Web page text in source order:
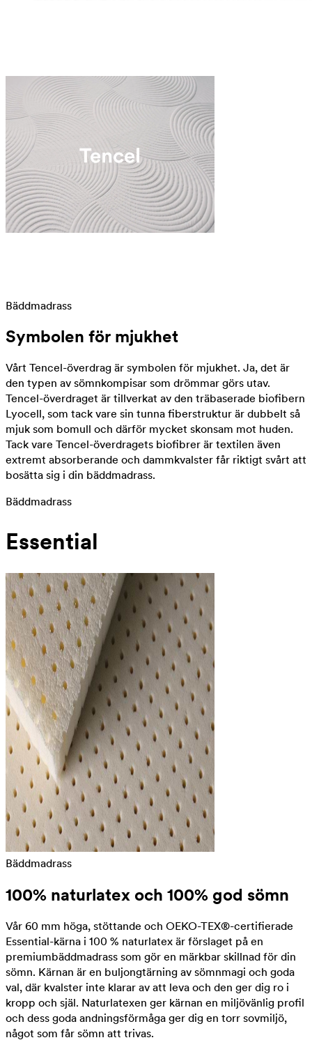
Bäddmadrass
Symbolen för mjukhet
Vårt Tencel-överdrag är symbolen för mjukhet. Ja, det är
den typen av sömnkompisar som drömmar görs utav.
Tencel-överdraget är tillverkat av den träbaserade biofibern
Lyocell, som tack vare sin tunna fiberstruktur är dubbelt så
mjuk som bomull och därför mycket skonsam mot huden.
Tack vare Tencel-överdragets biofibrer är textilen även
extremt absorberande och dammkvalster får riktigt svårt att
bosätta sig i din bäddmadrass.
Bäddmadrass
Essential
Bäddmadrass
100% naturlatex och 100% god sömn
Vår 60 mm höga, stöttande och OEKO-TEX®-certifierade
Essential-kärna i 100 % naturlatex är förslaget på en
premiumbäddmadrass som gör en märkbar skillnad för din
sömn. Kärnan är en buljongtärning av sömnmagi och goda
val, där kvalster inte klarar av att leva och den ger dig ro i
kropp och själ. Naturlatexen ger kärnan en miljövänlig profil
och dess goda andningsförmåga ger dig en torr sovmiljö,
något som får sömn att trivas.